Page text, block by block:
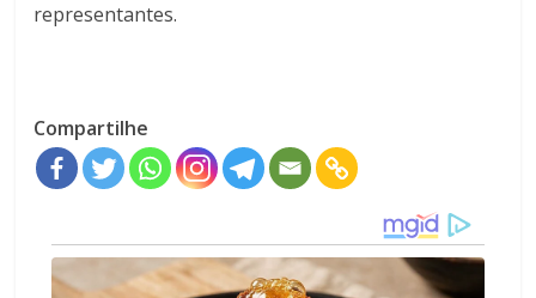
representantes.
Compartilhe